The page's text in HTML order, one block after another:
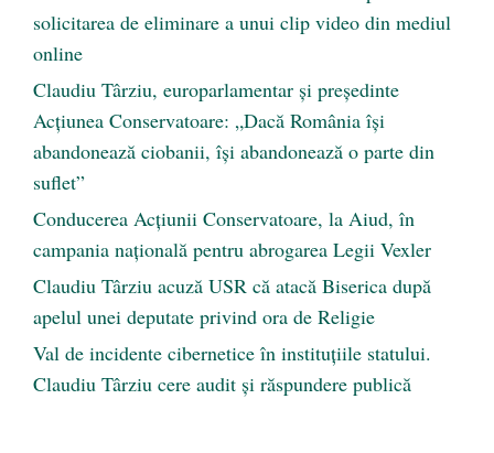
solicitarea de eliminare a unui clip video din mediul
online
Claudiu Târziu, europarlamentar și președinte
Acțiunea Conservatoare: „Dacă România își
abandonează ciobanii, își abandonează o parte din
suflet”
Conducerea Acțiunii Conservatoare, la Aiud, în
campania națională pentru abrogarea Legii Vexler
Claudiu Târziu acuză USR că atacă Biserica după
apelul unei deputate privind ora de Religie
Val de incidente cibernetice în instituțiile statului.
Claudiu Târziu cere audit și răspundere publică